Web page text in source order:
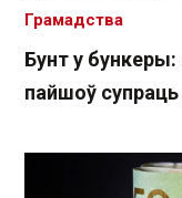
Бунт у
пайшоў
Грамадства